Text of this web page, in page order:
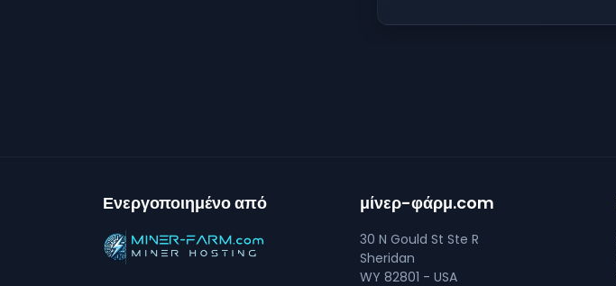
Ενεργοποιημένο από μίνερ-φάρμ.com
30 N Gould St Ste R
Sheridan
WY 82801 - USA